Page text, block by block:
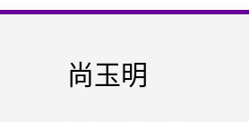
尚玉明